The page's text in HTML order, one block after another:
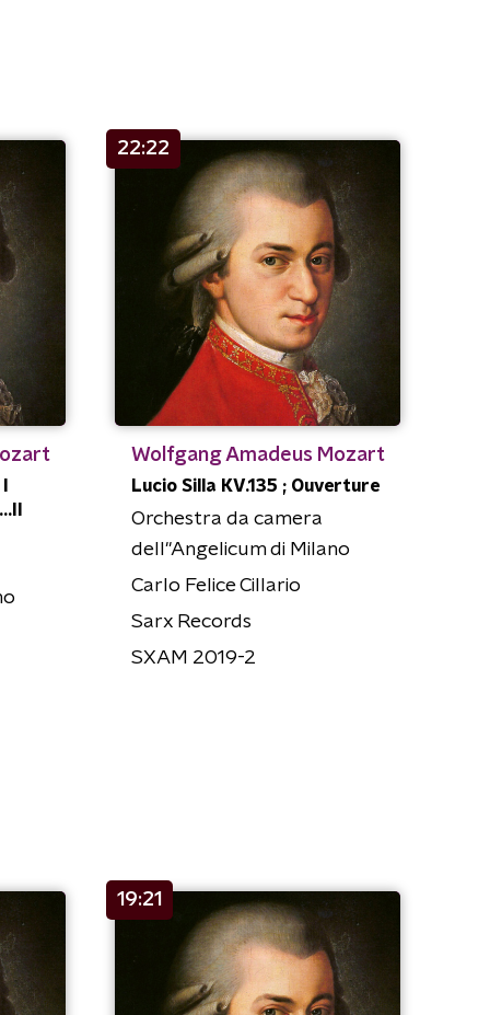
22:22
Wolfgang Amadeus Mozart
Lucio Silla KV.135 ; Ouverture
Orchestra da camera
dell''Angelicum di Milano
Carlo Felice Cillario
Sarx Records
SXAM 2019-2
19:21